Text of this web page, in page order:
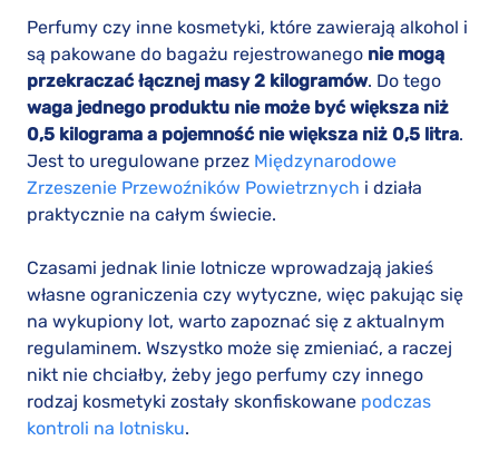
Perfumy czy inne kosmetyki, które zawierają alkohol i
są pakowane do bagażu rejestrowanego nie mogą
przekraczać łącznej masy 2 kilogramów. Do tego
waga jednego produktu nie może być większa niż
0,5 kilograma a pojemność nie większa niż 0,5 litra.
Jest to uregulowane przez Międzynarodowe
Zrzeszenie Przewoźników Powietrznych i działa
praktycznie na całym świecie.
Czasami jednak linie lotnicze wprowadzają jakieś
własne ograniczenia czy wytyczne, więc pakując się
na wykupiony lot, warto zapoznać się z aktualnym
regulaminem. Wszystko może się zmieniać, a raczej
nikt nie chciałby, żeby jego perfumy czy innego
rodzaj kosmetyki zostały skonfiskowane podczas
kontroli na lotnisku.